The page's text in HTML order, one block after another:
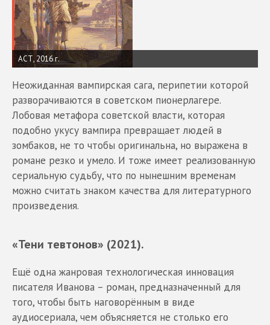
АСТ, 2016 г.
Неожиданная вампирская сага, перипетии которой
разворачиваются в советском пионерлагере.
Лобовая метафора советской власти, которая
подобно укусу вампира превращает людей в
зомбаков, не то чтобы оригинальна, но выражена в
романе резко и умело. И тоже имеет реализованную
сериальную судьбу, что по нынешним временам
можно считать знаком качества для литературного
произведения.
«Тени тевтонов» (2021).
Ещё одна жанровая технологическая инновация
писателя Иванова – роман, предназначенный для
того, чтобы быть наговорённым в виде
аудиосериала, чем объясняется не столько его